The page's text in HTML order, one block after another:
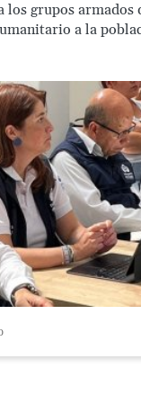
los grupos armados
a la